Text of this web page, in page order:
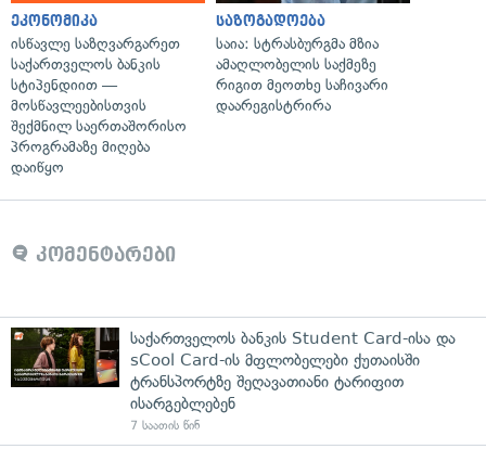
ეკონომიკა
ისწავლე საზღვარგარეთ
საქართველოს ბანკის
სტიპენდიით —
მოსწავლეებისთვის
შექმნილ საერთაშორისო
პროგრამაზე მიღება
დაიწყო
საზოგადოება
საია: სტრასბურგმა მზია
ამაღლობელის საქმეზე
რიგით მეოთხე საჩივარი
დაარეგისტრირა
კომენტარები
საქართველოს ბანკის Student Card-ისა და
sCool Card-ის მფლობელები ქუთაისში
ტრანსპორტზე შეღავათიანი ტარიფით
ისარგებლებენ
7 საათის წინ